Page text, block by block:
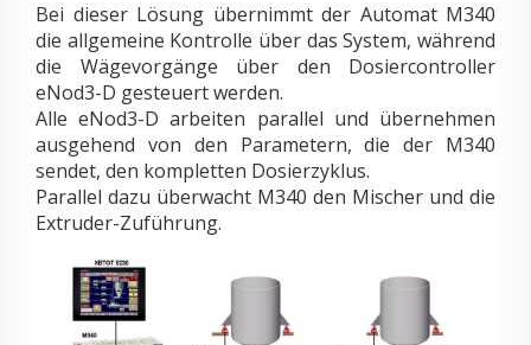
Bei dieser Lösung übernimmt der Automat M340
die allgemeine Kontrolle über das System, während
die Wägevorgänge über den Dosiercontroller
eNod3-D gesteuert werden.
Alle eNod3-D arbeiten parallel und übernehmen
ausgehend von den Parametern, die der M340
sendet, den kompletten Dosierzyklus.
Parallel dazu überwacht M340 den Mischer und die
Extruder-Zuführung.